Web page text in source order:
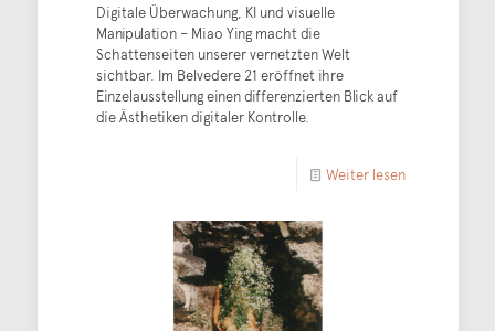
Digitale Überwachung, KI und visuelle
Manipulation – Miao Ying macht die
Schattenseiten unserer vernetzten Welt
sichtbar. Im Belvedere 21 eröffnet ihre
Einzelausstellung einen differenzierten Blick auf
die Ästhetiken digitaler Kontrolle.
Weiter lesen